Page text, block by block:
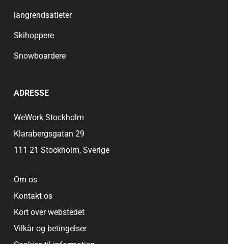
langrendsatleter
Skihoppere
Snowboardere
ADRESSE
WeWork Stockholm
Klarabergsgatan 29
111 21 Stockholm, Sverige
Om os
Kontakt os
Kort over webstedet
Vilkår og betingelser